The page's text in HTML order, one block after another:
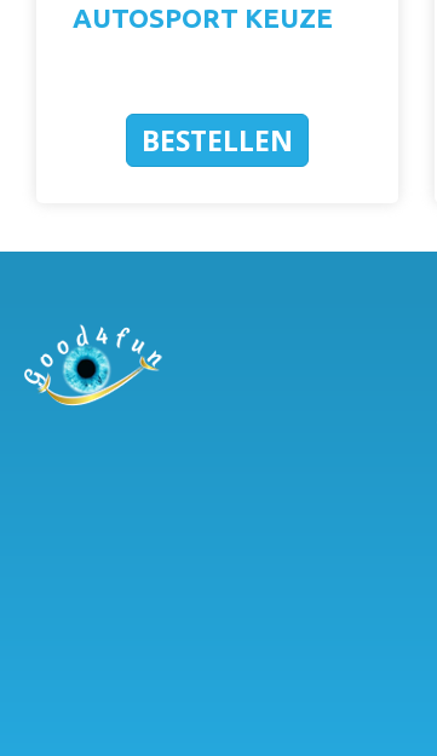
AUTOSPORT KEUZE
BESTELLEN